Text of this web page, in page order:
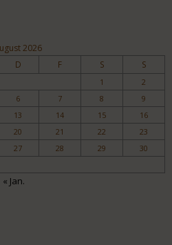
2026
D F S S
1
2
6 7 8
9
13 14 15
16
20 21 22
23
27 28 29
30
« Jan.